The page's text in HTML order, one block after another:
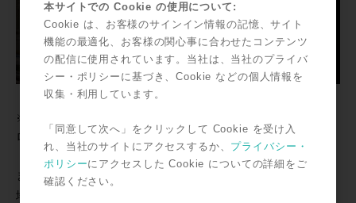
※コンパクトなルックスからは意外とも思えるほどの豊かな
ローエンド
また同軸のメリットは設置スペースにも大きく作用、天
地左右がC8で240mm(C5は220mm)といったコンパクト
本サイトでの Cookie の使用について:
Cookie は、お客様のサインイン情報の記憶、サイト
機能の最適化、お客様の関心事に合わせたコンテンツ
の配信に使用されています。当社は、当社のプライバ
シー・ポリシーに基づき、Cookie などの個人情報を
収集・利用しています。
「同意して次へ」をクリックして Cookie を受け入
れ、当社のサイトにアクセスするか、 プライバシー・
ポリシーにアクセスした Cookie についての詳細をご
確認ください。